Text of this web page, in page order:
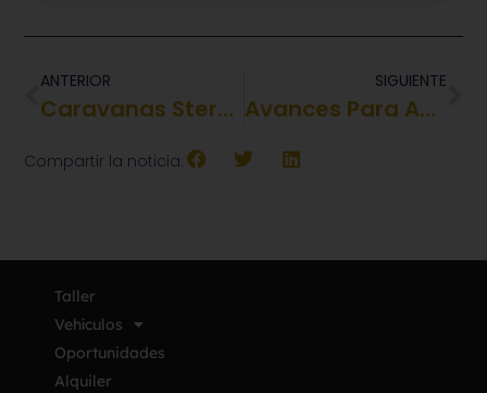
ANTERIOR
Caravanas Sterckeman
SIGUIENTE
Avances Para Autocaravanas
Compartir la noticia:
Taller
Vehículos
Oportunidades
Alquiler